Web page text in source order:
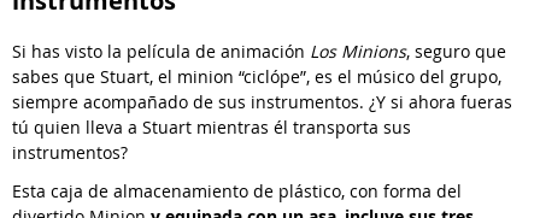
Si has visto la película de animación Los Minions, seguro que
sabes que Stuart, el minion “ciclópe”, es el músico del grupo,
siempre acompañado de sus instrumentos. ¿Y si ahora fueras
tú quien lleva a Stuart mientras él transporta sus
instrumentos?
Esta caja de almacenamiento de plástico, con forma del